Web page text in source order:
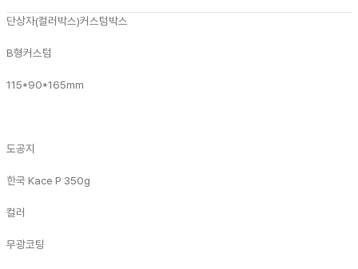
단상자(컬러박스)커스텀박스
B형커스텀
115*90*165mm
도공지
한국 Kace P 350g
컬러
무광코팅